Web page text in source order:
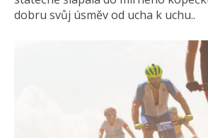
dobru svůj úsměv od ucha k uchu..